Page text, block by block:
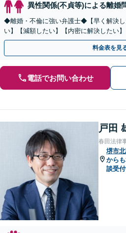
異性関係(不貞等)による離婚
◆離婚・不倫に強い弁護士◆【早く解決し
い】【減額したい】【内密に解決したい】
料金表を見
電話でお問い合わせ
戸田
春田法律
堺市
から
談受